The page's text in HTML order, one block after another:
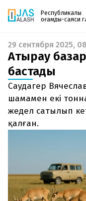
Республикалық
қоғамдық-саяси
Жаңалықтар
Спорт
Live
Руханият
Аймақ
Архив
Заң және тәртіп
Редакциямен байланыс
Газетке
PDF форматтағы
поштаңызға алып
шыққан сәтте сізге
енгізіңіз, біз
29 сентября 2025,
Атырау
бастады
Саудагер
шамамен екі
жедел сатылып
қалған.